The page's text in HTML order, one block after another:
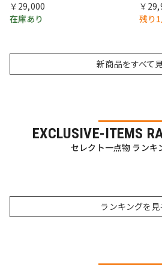
￥29,000
在庫あり
￥
残り
新商品をすべて
EXCLUSIVE-ITEMS
セレクト一点物 ランキ
ランキングを見